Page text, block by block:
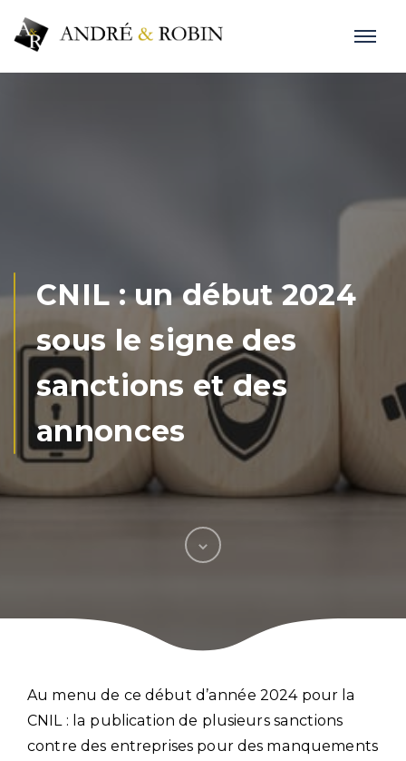
CNIL : un début 2024
sous le signe des
sanctions et des
annonces
Au menu de ce début d’année 2024 pour la
CNIL : la publication de plusieurs sanctions
contre des entreprises pour des manquements